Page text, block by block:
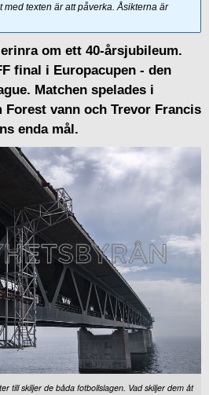
med texten är att påverka. Åsikterna är
om ett 40-årsjubileum.
final i Europacupen - den
Matchen spelades i
Forest vann och Trevor Francis
enda mål.
till skiljer de båda fotbollslagen. Vad skiljer dem åt